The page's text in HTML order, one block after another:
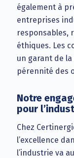
également à
entreprises
responsables,
éthiques. Les
un garant de
pérennité des
Notre
pour
Chez
l’excellence
l’industrie va